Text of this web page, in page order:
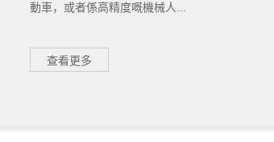
動車，或者係高精度嘅機械人...
查看更多